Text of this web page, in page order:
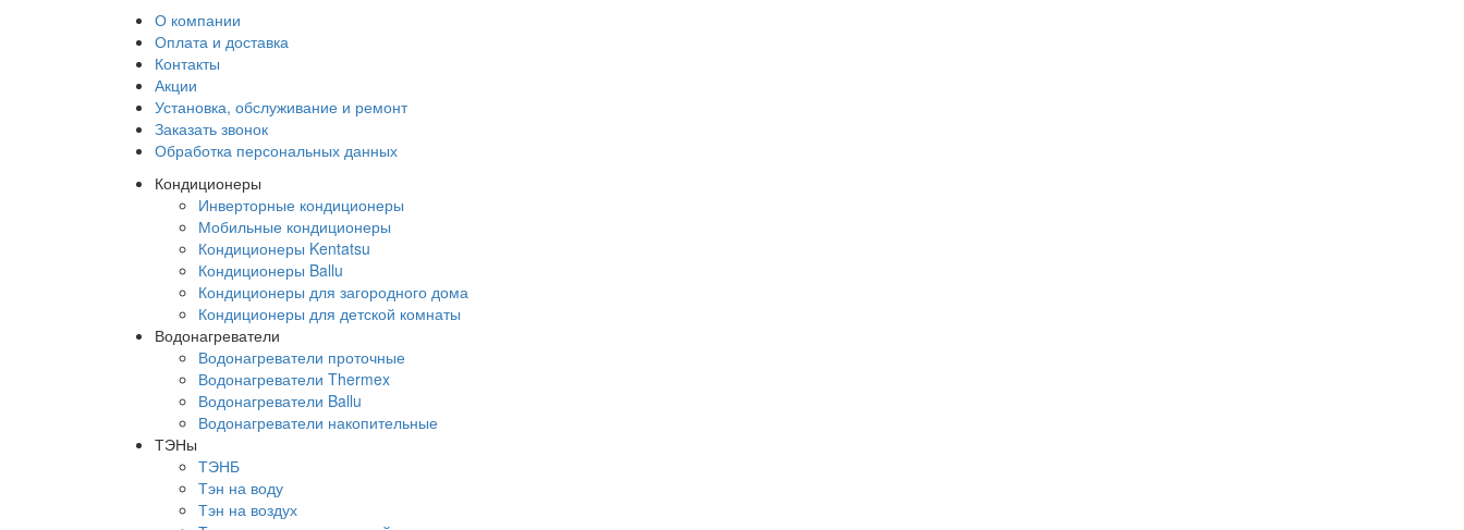
О компании
Оплата и доставка
Контакты
Акции
Установка, обслуживание и ремонт
Заказать звонок
Обработка персональных данных
Кондиционеры
Инверторные кондиционеры
Мобильные кондиционеры
Кондиционеры Kentatsu
Кондиционеры Ballu
Кондиционеры для загородного дома
Кондиционеры для детской комнаты
Водонагреватели
Водонагреватели проточные
Водонагреватели Thermex
Водонагреватели Ballu
Водонагреватели накопительные
ТЭНы
ТЭНБ
Тэн на воду
Тэн на воздух